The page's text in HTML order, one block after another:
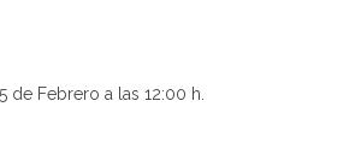
de Febrero a las 12:00 h.